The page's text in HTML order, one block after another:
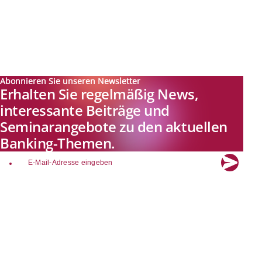
Abonnieren Sie unseren Newsletter
Erhalten Sie regelmäßig News,
interessante Beiträge und
Seminarangebote zu den aktuellen
Banking-Themen.
email